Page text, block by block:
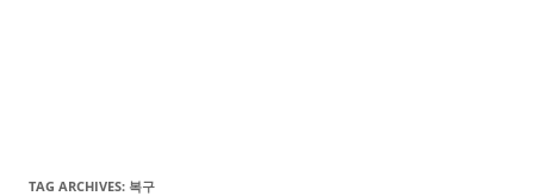
TAG ARCHIVES: 복구